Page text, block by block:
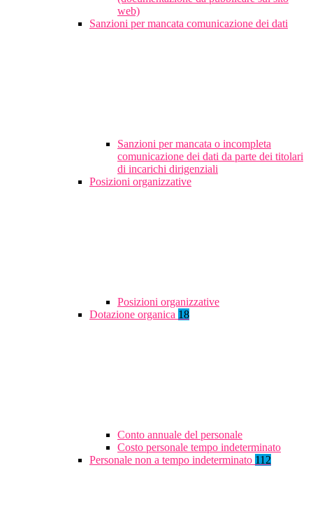
web)
Sanzioni per mancata comunicazione dei dati
Sanzioni per mancata o incompleta
comunicazione dei dati da parte dei titolari
di incarichi dirigenziali
Posizioni organizzative
Posizioni organizzative
Dotazione organica 18
Conto annuale del personale
Costo personale tempo indeterminato
Personale non a tempo indeterminato 112